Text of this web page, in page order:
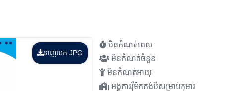
ទាញយក JPG
មិនកំណត់ពេល
មិនកំណត់ចំនួន
មិនកំណត់អាយុ
អង្គការរ៉ឺម៉កកង់បីសម្រាប់កុមារ